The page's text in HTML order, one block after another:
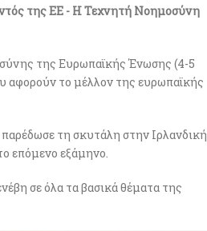
της ΕΕ - Η Τεχνητή Νοημοσύνη
της Ευρωπαϊκής Ένωσης (4-5
αφορούν το μέλλον της ευρωπαϊκής
τη σκυτάλη στην Ιρλανδική
επόμενο εξάμηνο.
σε όλα τα βασικά θέματα της